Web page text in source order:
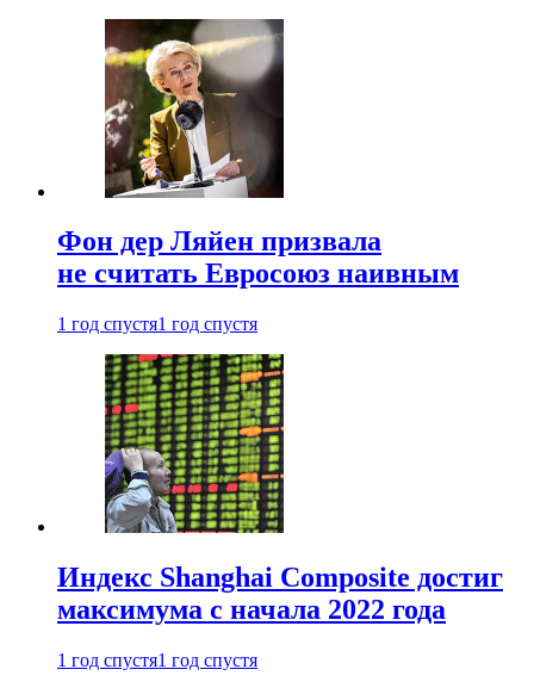
Фон дер Ляйен призвала
не считать Евросоюз наивным
1 год спустя1 год спустя
Индекс Shanghai Composite достиг
максимума с начала 2022 года
1 год спустя1 год спустя